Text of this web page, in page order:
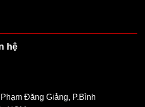
hệ
Đăng Giảng, P.Bình